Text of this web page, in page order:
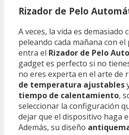
Rizador de Pelo
A veces, la vida es demasiado
peleando cada mañana con el
entra el Rizador de Pelo
gadget es perfecto si no
no eres experta en el arte de
de temperatura ajustables
tiempo de calentamiento,
seleccionar la configuración
dejar que el dispositivo haga
Además, su diseño